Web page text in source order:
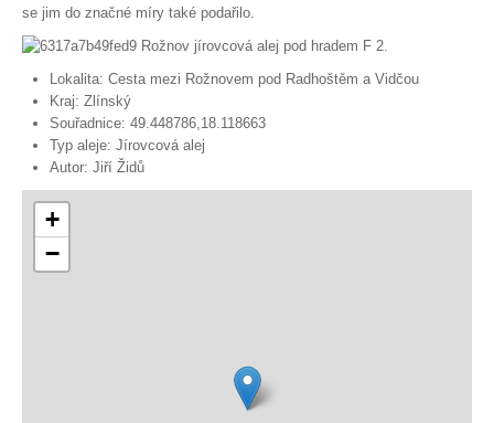
se jim do značné míry také podařilo.
Lokalita: Cesta mezi Rožnovem pod Radhoštěm a Vidčou
Kraj: Zlínský
Souřadnice: 49.448786,18.118663
Typ aleje: Jírovcová alej
Autor: Jiří Židů
+
−